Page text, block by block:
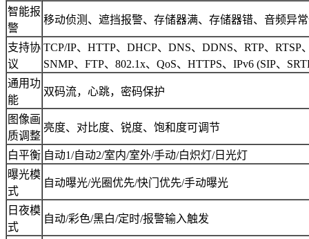
智能报
警
移动侦测、遮挡报警、存储器满、存储器错、音频异
支持协
议
TCP/IP、HTTP、DHCP、DNS、DDNS、RTP、RTSP
SNMP、FTP、802.1x、QoS、HTTPS、IPv6 (SIP、
通用功
能
双码流，心跳，密码保护
图像画
质调整
亮度、对比度、锐度、饱和度可调节
白平衡 自动1/自动2/室内/室外/手动/白炽灯/日光灯
曝光模
式
自动曝光/光圈优先/快门优先/手动曝光
日夜模
式
自动/彩色/黑白/定时/报警输入触发